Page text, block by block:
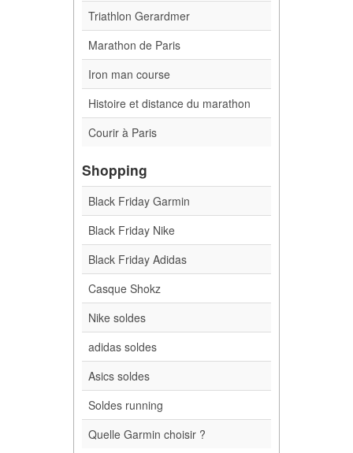
Triathlon Gerardmer
Marathon de Paris
Iron man course
Histoire et distance du marathon
Courir à Paris
Shopping
Black Friday Garmin
Black Friday Nike
Black Friday Adidas
Casque Shokz
Nike soldes
adidas soldes
Asics soldes
Soldes running
Quelle Garmin choisir ?